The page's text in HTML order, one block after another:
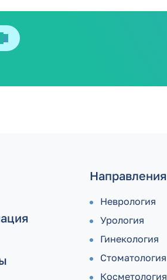
Направления
Неврология
Урология
Гинекология
Стоматология
Косметология